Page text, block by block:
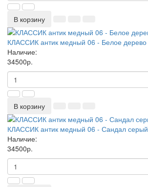
В корзину
КЛАССИК антик медный 06 - Белое дерево
Наличие:
34500р.
В корзину
КЛАССИК антик медный 06 - Сандал серый
Наличие:
34500р.